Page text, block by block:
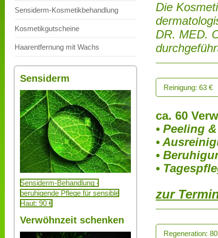
Sensiderm-Kosmetikbehandlung
Kosmetikgutscheine
Haarentfernung mit Wachs
Sensiderm
Sensiderm-Behandlung -
beruhigende Pflege für sensible
Haut: 90 €
Verwöhnzeit schenken
Die
DR. MED.
Reinigung: 63 €
ca. 60
• Peeling
•
•
•
zur
Regeneration: